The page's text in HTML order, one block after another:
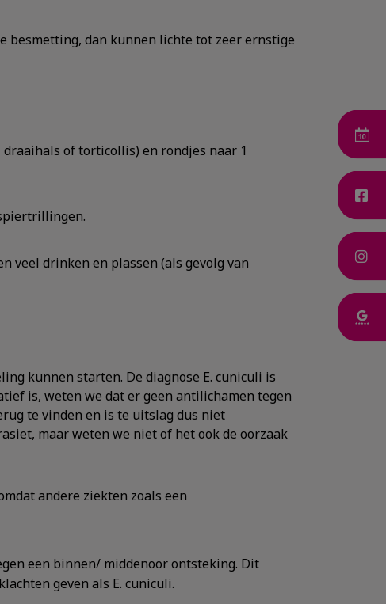
besmetting, dan kunnen lichte tot zeer ernstige
draaihals of torticollis) en rondjes naar 1
veel drinken en plassen (als gevolg van
kunnen starten. De diagnose E. cuniculi is
is, weten we dat er geen antilichamen tegen
te vinden en is te uitslag dus niet
maar weten we niet of het ook de oorzaak
andere ziekten zoals een
een binnen/ middenoor ontsteking. Dit
geven als E. cuniculi.